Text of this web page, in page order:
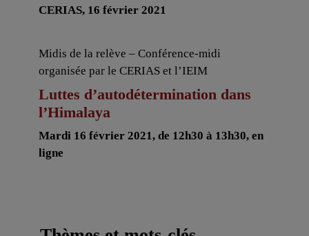
CERIAS, 16 février 2021
Midis de la relève – Conférence-midi
organisée par le CERIAS et l’IEIM
Luttes d’autodétermination dans
l’Himalaya
Mardi 16 février 2021, de 12h30 à 13h30, en
ligne